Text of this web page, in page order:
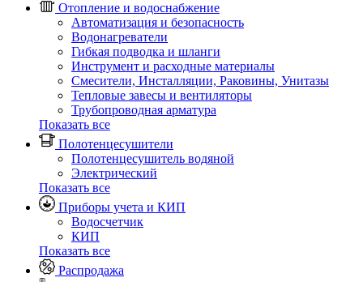
Отопление и водоснабжение
Автоматизация и безопасность
Водонагреватели
Гибкая подводка и шланги
Инструмент и расходные материалы
Смесители, Инсталляции, Раковины, Унитазы
Тепловые завесы и вентиляторы
Трубопроводная арматура
Показать все
Полотенцесушители
Полотенцесушитель водяной
Электрический
Показать все
Приборы учета и КИП
Водосчетчик
КИП
Показать все
Распродажа